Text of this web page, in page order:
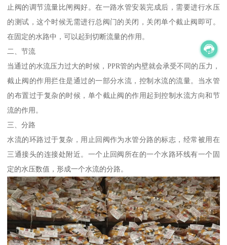
止阀的调节流量比闸阀好。在一路水管安装完成后，需要进行水压
的测试，这个时候无需进行总阀门的关闭，关闭单个截止阀即可。
在固定的水路中，可以起到切断流量的作用。
二、节流
当通过的水流压力过大的时候，PPR管的内壁就会承受不同的压力，
截止阀的作用拦住是通过的一部分水流，控制水流的流量。当水管
的布置过于复杂的时候，单个截止阀的作用起到控制水流方向和节
流的作用。
三、分路
水流的环路过于复杂，用止回阀作为水管分路的标志，经常被用在
三通接头的连接处附近。一个止回阀所在的一个水路环线有一个固
定的水压数值，形成一个水流的分路。